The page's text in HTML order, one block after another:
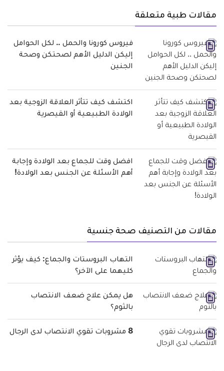
مقالات طبية متعلقة
فيروس كورونا والحمل .. لكل الحوامل
إليكن الدليل الأهم لصحتكن وصحة
الجنين
اكتشف كيف تتأثر العلاقة الزوجية بعد
الولادة الطبيعية أو القيصرية
افضل وقت للجماع بعد الولادة وإجابة
أهم الأسئلة عن الجنس بعد الولادة!
مقالات من التصنيف صحة جنسية
التهاب البروستات والجماع: كيف يؤثر
كليهما على الآخر؟
هل يمكن علاج ضعف الانتصاب
بالثوم؟
8 مشروبات تقوي الانتصاب لدى الرجال